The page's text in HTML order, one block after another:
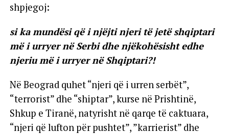
shpjegoj:
si ka mundësi që i njëjti njeri të jetë shqiptari
më i urryer në Serbi dhe njëkohësisht edhe
njeriu më i urryer në Shqiptari?!
Në Beograd quhet “njeri që i urren serbët”,
“terrorist” dhe “shiptar”, kurse në Prishtinë,
Shkup e Tiranë, natyrisht në qarqe të caktuara,
“njeri që lufton për pushtet”, ”karrierist” dhe